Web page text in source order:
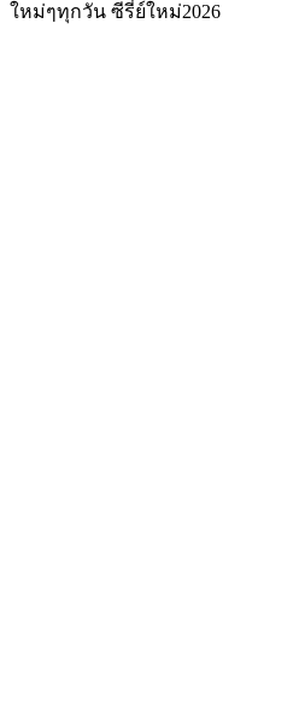
ใหม่ๆทุกวัน ซีรี่ย์ใหม่2026